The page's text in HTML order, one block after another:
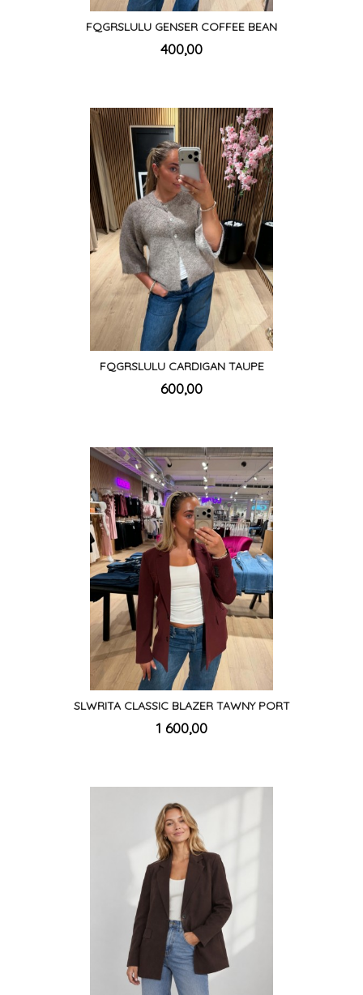
FQGRSLULU GENSER COFFEE BEAN
Pris
400,00mva.
FQGRSLULU CARDIGAN TAUPE
Pris
600,00mva.
SLWRITA CLASSIC BLAZER TAWNY PORT
Pris
1 600,00mva.